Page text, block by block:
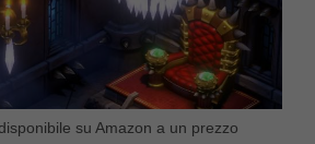
su Amazon a un prezzo